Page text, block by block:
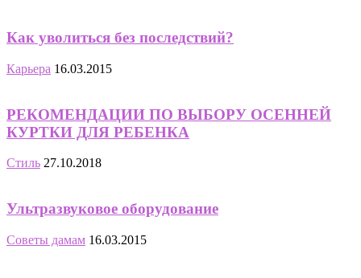
Как уволиться без последствий?
Карьера 16.03.2015
РЕКОМЕНДАЦИИ ПО ВЫБОРУ ОСЕННЕЙ
КУРТКИ ДЛЯ РЕБЕНКА
Стиль 27.10.2018
Ультразвуковое оборудование
Советы дамам 16.03.2015